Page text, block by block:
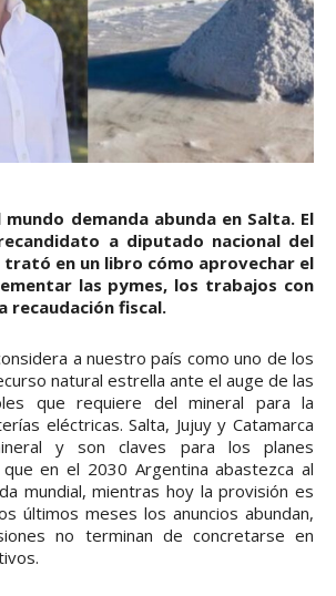
mundo demanda abunda en Salta. El
a diputado nacional del
trató en un libro cómo aprovechar el
las pymes, los trabajos con
recaudación fiscal.
a nuestro país como uno de los
natural estrella ante el auge de las
que requiere del mineral para la
eléctricas. Salta, Jujuy y Catamarca
y son claves para los planes
que en el 2030 Argentina abastezca al
mundial, mientras hoy la provisión es
últimos meses los anuncios abundan,
no terminan de concretarse en